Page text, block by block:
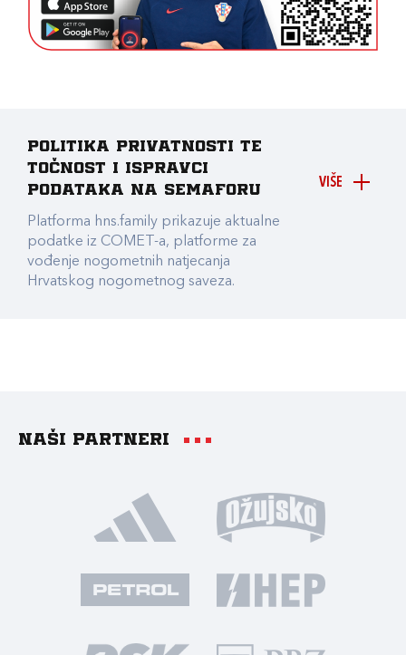
VIŠE
Politika privatnosti te
točnost i ispravci
podataka na Semaforu
Platforma hns.family prikazuje aktualne
podatke iz COMET-a, platforme za
vođenje nogometnih natjecanja
Hrvatskog nogometnog saveza.
Naši partneri